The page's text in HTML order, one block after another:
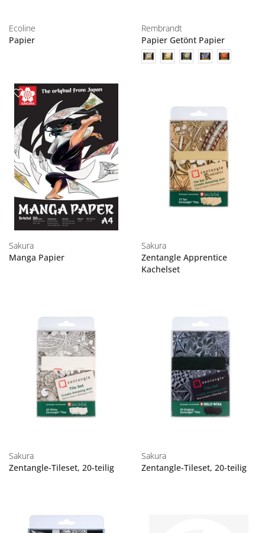
Ecoline
Papier
Rembrandt
Papier Getönt Papier
Sakura
Manga Papier
Sakura
Zentangle Apprentice
Kachelset
Sakura
Zentangle-Tileset, 20-teilig
Sakura
Zentangle-Tileset, 20-teilig